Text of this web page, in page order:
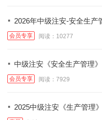
· 2026年中级注安-安全生产
会员专享 阅读：10277
· 中级注安《安全生产管理
会员专享 阅读：7929
· 2025中级注安《生产管理